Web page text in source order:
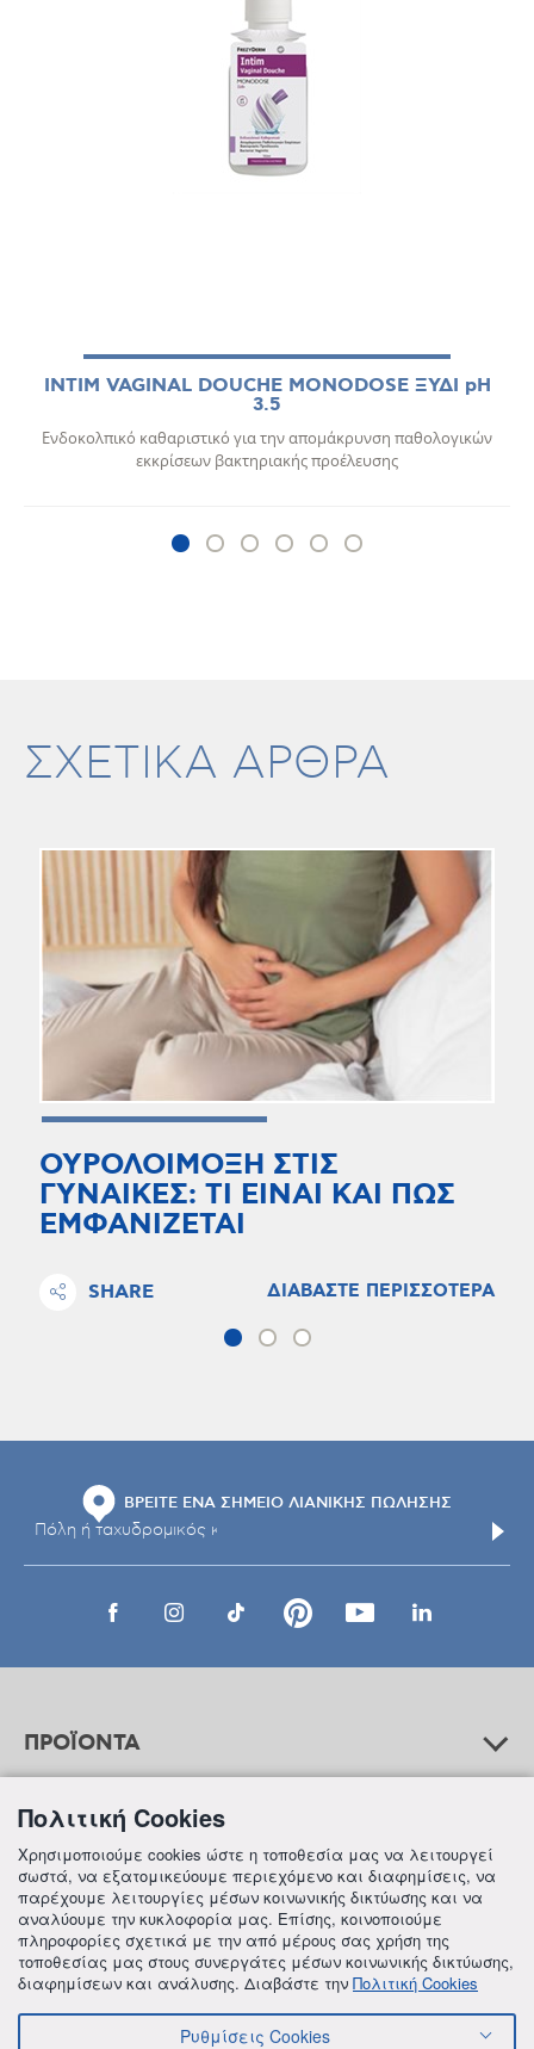
INTIM VAGINAL DOUCHE MONODOSE ΞΥΔΙ pH
3.5
Ενδοκολπικό καθαριστικό για την απομάκρυνση παθολογικών
εκκρίσεων βακτηριακής προέλευσης
ΣΧΕΤΙΚΑ ΑΡΘΡΑ
ΟΥΡΟΛΟΙΜΟΞΗ ΣΤΙΣ
ΓΥΝΑΙΚΕΣ: ΤΙ ΕΙΝΑΙ ΚΑΙ ΠΩΣ
ΕΜΦΑΝΙΖΕΤΑΙ
SHARE ΔΙΑΒΑΣΤΕ ΠΕΡΙΣΣΟΤΕΡΑ
ΒΡΕΙΤΕ ΕΝΑ ΣΗΜΕΙΟ ΛΙΑΝΙΚΗΣ ΠΩΛΗΣΗΣ
ΠΡΟΪΟΝΤΑ
ΒΟΗΘΕΙΑ
ΠΛΗΡΟΦΟΡΙΕΣ
Πολιτική Cookies
Χρησιμοποιούμε cookies ώστε η τοποθεσία μας να λειτουργεί
σωστά, να εξατομικεύουμε περιεχόμενο και διαφημίσεις, να
παρέχουμε λειτουργίες μέσων κοινωνικής δικτύωσης και να
αναλύουμε την κυκλοφορία μας. Επίσης, κοινοποιούμε
πληροφορίες σχετικά με την από μέρους σας χρήση της
τοποθεσίας μας στους συνεργάτες μέσων κοινωνικής δικτύωσης,
διαφημίσεων και ανάλυσης. Διαβάστε την Πολιτική Cookies
Ρυθμίσεις Cookies